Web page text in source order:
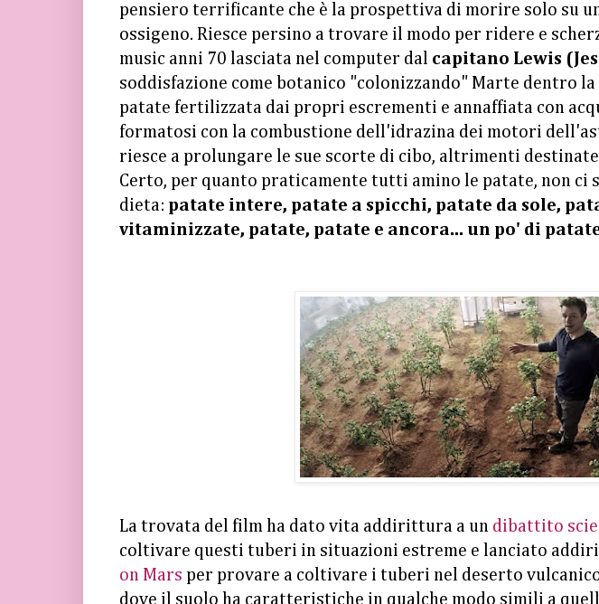
pensiero terrificante che è la prospettiva di morire solo su
ossigeno. Riesce persino a trovare il modo per ridere e
music anni 70 lasciata nel computer dal capitano Lewis
soddisfazione come botanico "colonizzando" Marte dentro la
patate fertilizzata dai propri escrementi e annaffiata con
formatosi con la combustione dell'idrazina dei motori
riesce a prolungare le sue scorte di cibo, altrimenti
Certo, per quanto praticamente tutti amino le patate, non ci
dieta: patate intere, patate a spicchi, patate da sole,
vitaminizzate, patate, patate e ancora... un po' di
La trovata del film ha dato vita addirittura a un dibattito
coltivare questi tuberi in situazioni estreme e lanciato
on Mars per provare a coltivare i tuberi nel deserto vulcanico
dove il suolo ha caratteristiche in qualche modo simili a